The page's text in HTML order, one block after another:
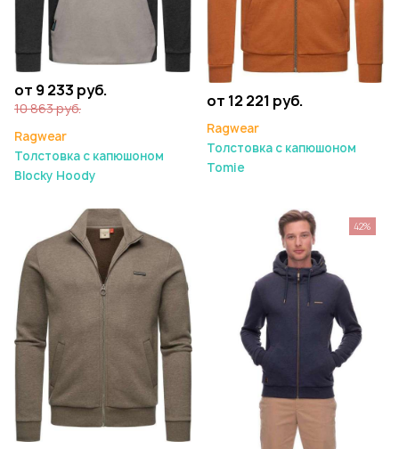
от 9 233 руб.
10 863 руб.
Ragwear
Толстовка с капюшоном
Blocky Hoody
от 12 221 руб.
Ragwear
Толстовка с капюшоном
Tomie
42%